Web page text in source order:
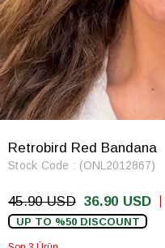
Retrobird Red Bandana
Stock Code (ONL2012867)
45.90 USD 36.90 USD
UP TO %50 DISCOUNT